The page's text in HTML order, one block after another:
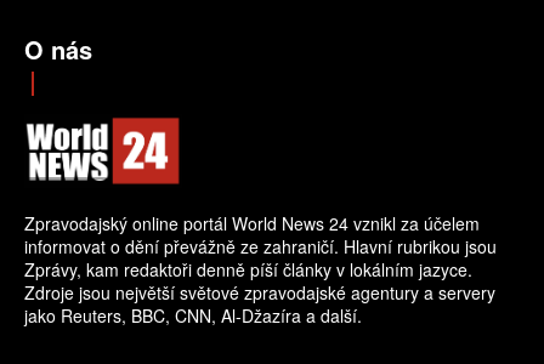
O nás
Zpravodajský online portál World News 24 vznikl za účelem
informovat o dění převážně ze zahraničí. Hlavní rubrikou jsou
Zprávy, kam redaktoři denně píší články v lokálním jazyce.
Zdroje jsou největší světové zpravodajské agentury a servery
jako Reuters, BBC, CNN, Al-Džazíra a další.